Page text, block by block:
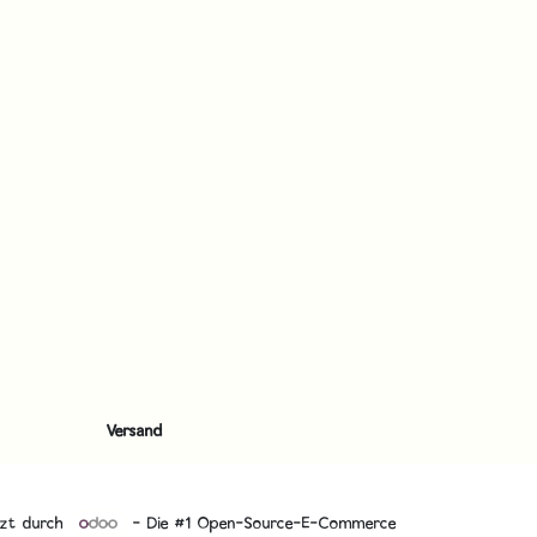
Versand
durch
- Die #1 Open-Source-E-Commerce